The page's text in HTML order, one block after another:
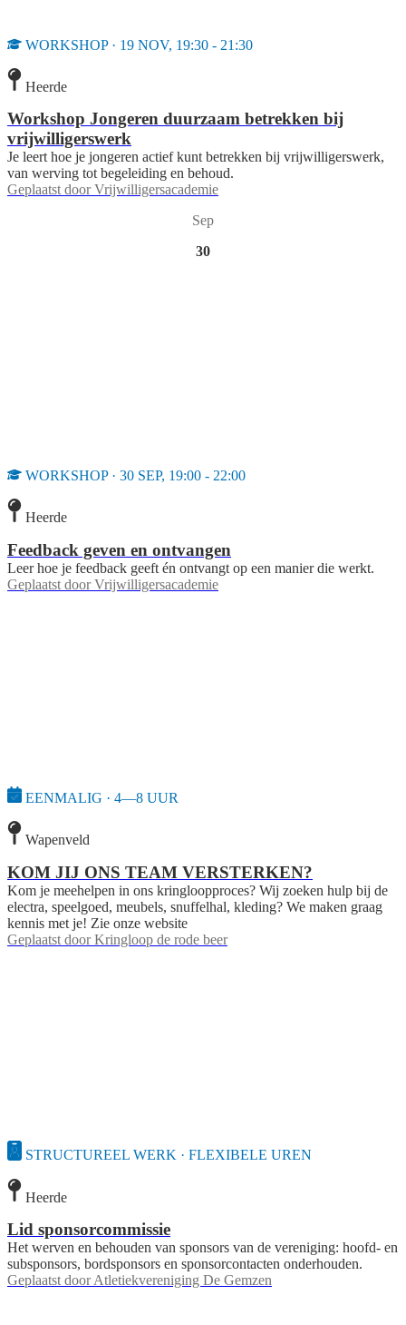
WORKSHOP · 19 NOV, 19:30 - 21:30
Heerde
Workshop Jongeren duurzaam betrekken bij
vrijwilligerswerk
Je leert hoe je jongeren actief kunt betrekken bij vrijwilligerswerk,
van werving tot begeleiding en behoud.
Geplaatst door Vrijwilligersacademie
Sep
30
WORKSHOP · 30 SEP, 19:00 - 22:00
Heerde
Feedback geven en ontvangen
Leer hoe je feedback geeft én ontvangt op een manier die werkt.
Geplaatst door Vrijwilligersacademie
EENMALIG · 4—8 UUR
Wapenveld
KOM JIJ ONS TEAM VERSTERKEN?
Kom je meehelpen in ons kringloopproces? Wij zoeken hulp bij de
electra, speelgoed, meubels, snuffelhal, kleding? We maken graag
kennis met je! Zie onze website
Geplaatst door Kringloop de rode beer
STRUCTUREEL WERK · FLEXIBELE UREN
Heerde
Lid sponsorcommissie
Het werven en behouden van sponsors van de vereniging: hoofd- en
subsponsors, bordsponsors en sponsorcontacten onderhouden.
Geplaatst door Atletiekvereniging De Gemzen